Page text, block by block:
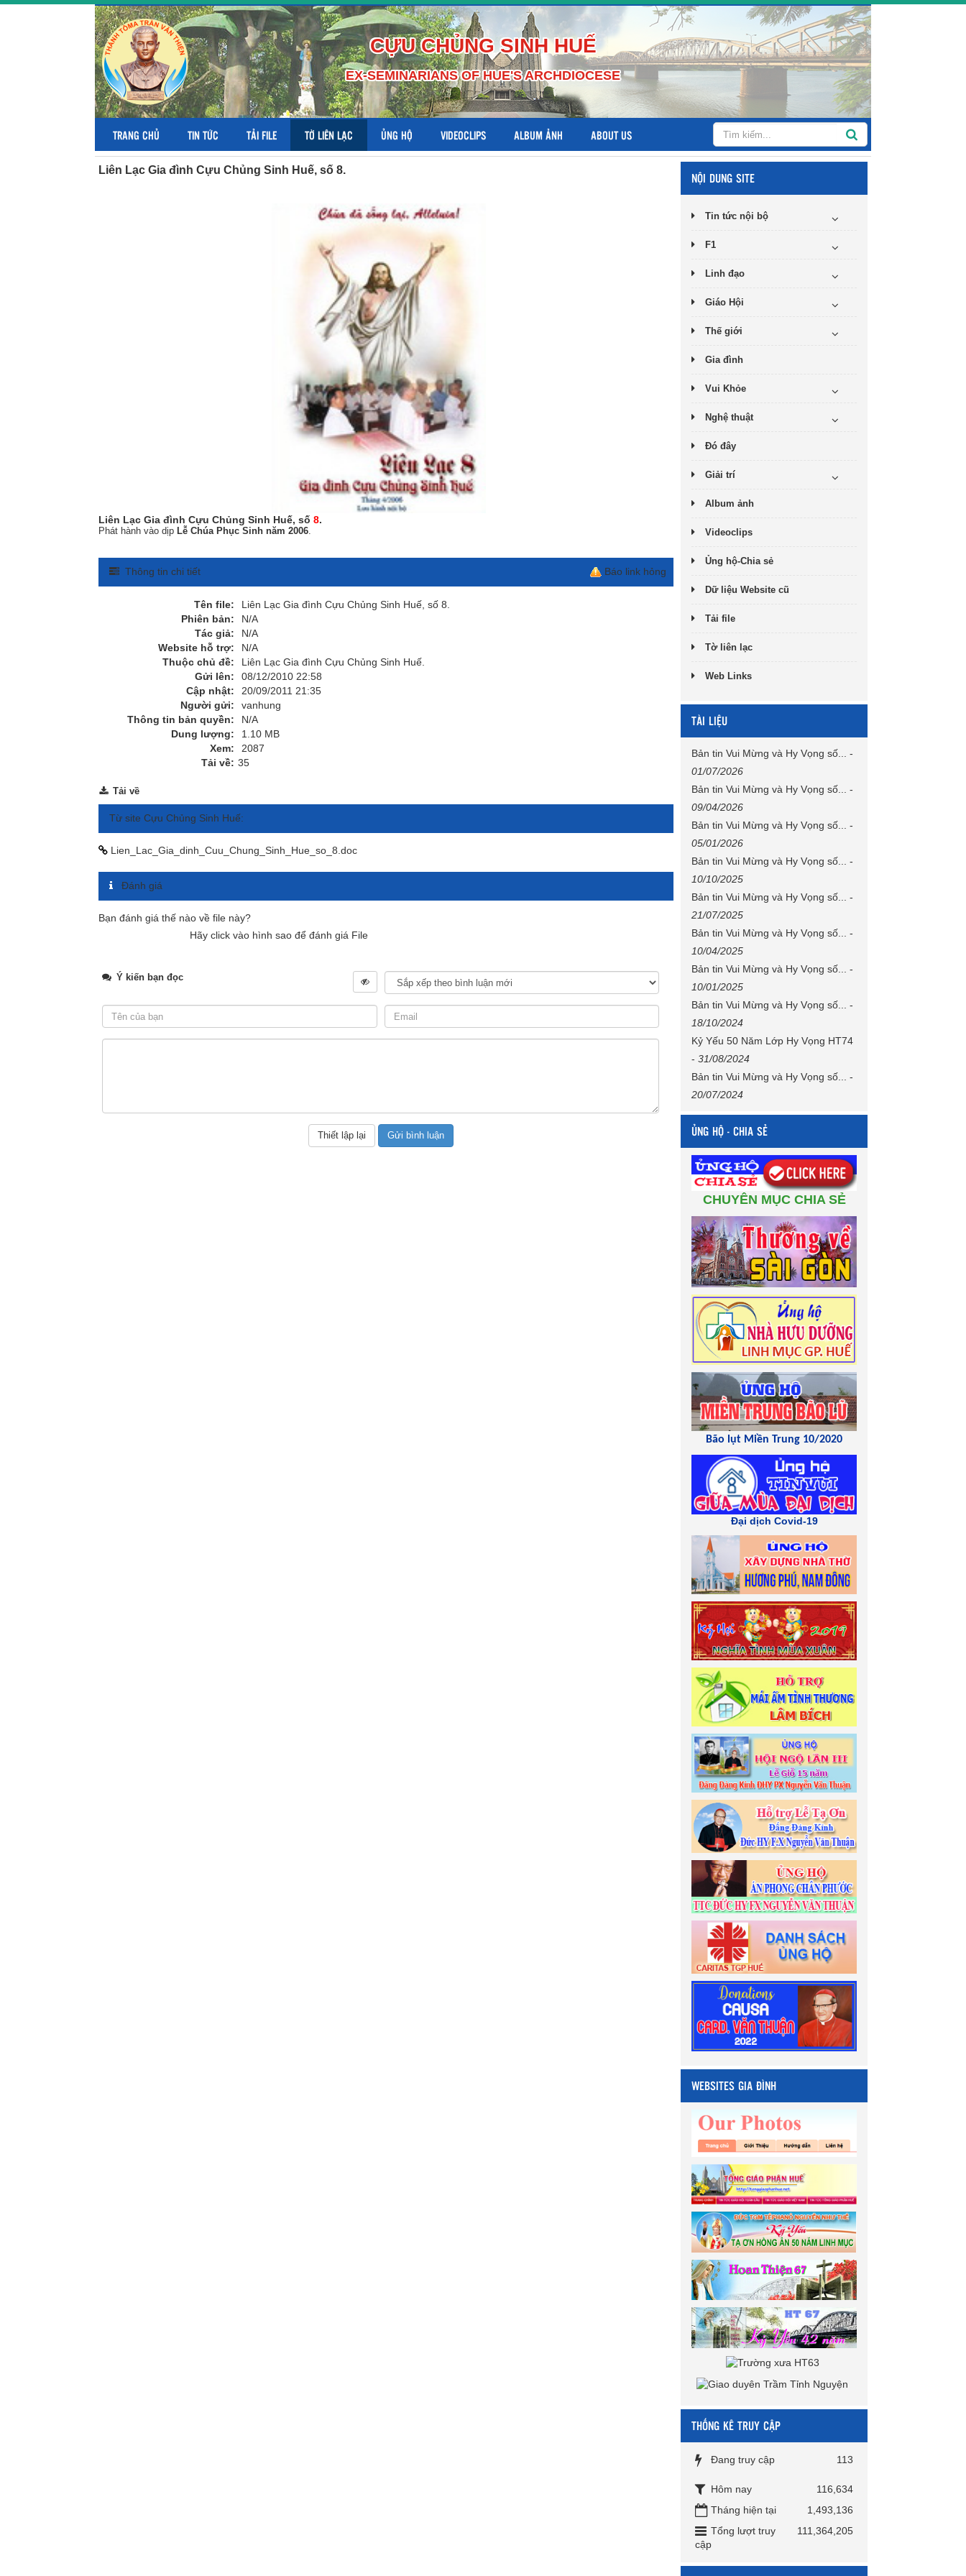
CỰU CHỦNG SINH HUẾ
EX-SEMINARIANS OF HUE'S ARCHDIOCESE
TRANG CHỦ TIN TỨC TẢI FILE TỜ LIÊN LẠC ỦNG HỘ VIDEOCLIPS ALBUM ẢNH ABOUT US
Liên Lạc Gia đình Cựu Chủng Sinh Huế, số 8.
Liên Lạc Gia đình Cựu Chủng Sinh Huế, số 8.
Phát hành vào dịp Lễ Chúa Phục Sinh năm 2006.
Báo link hỏng
Thông tin chi tiết
Tên file:
Liên Lạc Gia đình Cựu Chủng Sinh Huế, số 8.
Phiên bản:
N/A
Tác giả:
N/A
Website hỗ trợ:
N/A
Thuộc chủ đề:
Liên Lạc Gia đình Cựu Chủng Sinh Huế.
Gửi lên:
08/12/2010 22:58
Cập nhật:
20/09/2011 21:35
Người gửi:
vanhung
Thông tin bản quyền:
N/A
Dung lượng:
1.10 MB
Xem:
2087
Tải về: 35
Tải về
Từ site Cựu Chủng Sinh Huế:
Lien_Lac_Gia_dinh_Cuu_Chung_Sinh_Hue_so_8.doc
Đánh giá
Bạn đánh giá thế nào về file này?
Hãy click vào hình sao để đánh giá File
Ý kiến bạn đọc
NỘI DUNG SITE
Tin tức nội bộ
F1
Linh đạo
Giáo Hội
Thế giới
Gia đình
Vui Khỏe
Nghệ thuật
Đó đây
Giải trí
Album ảnh
Videoclips
Ủng hộ-Chia sẻ
Dữ liệu Website cũ
Tải file
Tờ liên lạc
Web Links
TÀI LIỆU
Bản tin Vui Mừng và Hy Vọng số...
-
01/07/2026
Bản tin Vui Mừng và Hy Vọng số...
-
09/04/2026
Bản tin Vui Mừng và Hy Vọng số...
-
05/01/2026
Bản tin Vui Mừng và Hy Vọng số...
-
10/10/2025
Bản tin Vui Mừng và Hy Vọng số...
-
21/07/2025
Bản tin Vui Mừng và Hy Vọng số...
-
10/04/2025
Bản tin Vui Mừng và Hy Vọng số...
-
10/01/2025
Bản tin Vui Mừng và Hy Vọng số...
-
18/10/2024
Kỷ Yếu 50 Năm Lớp Hy Vọng HT74
- 31/08/2024
Bản tin Vui Mừng và Hy Vọng số...
-
20/07/2024
ỦNG HỘ - CHIA SẺ
CHUYÊN MỤC CHIA SẺ
Bão lụt Miền Trung 10/2020
Đại dịch Covid-19
WEBSITES GIA ĐÌNH
THỐNG KÊ TRUY CẬP
Đang truy cập 113
Hôm nay
116,634
Tháng hiện tại
1,493,136
Tổng lượt truy
cập
111,364,205